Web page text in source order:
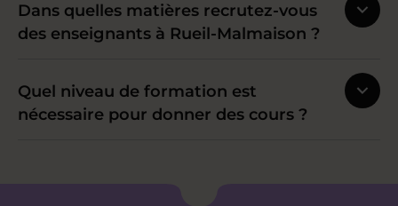
Dans quelles matières recrutez-vous
des enseignants à Rueil-Malmaison ?
Quel niveau de formation est
nécessaire pour donner des cours ?